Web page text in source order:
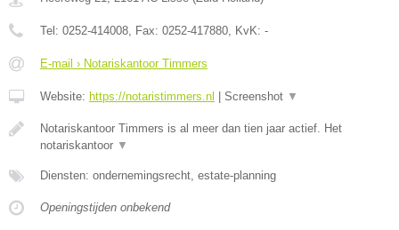
Tel: 0252-414008, Fax: 0252-417880, KvK: -
E-mail › Notariskantoor Timmers
Website: https://notaristimmers.nl Screenshot ▼
Notariskantoor Timmers is al meer dan tien jaar actief. Het
notariskantoor ▼
Diensten: ondernemingsrecht, estate-planning
Openingstijden onbekend